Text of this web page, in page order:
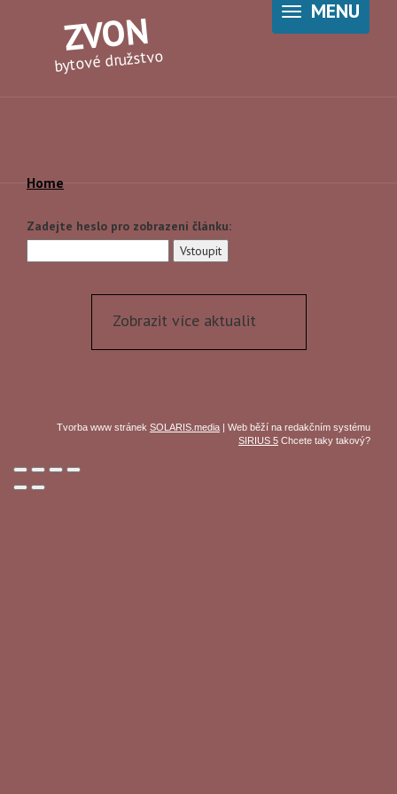
ZVON
bytové družstvo
MENU
Home
Zadejte heslo pro zobrazení článku:
Zobrazit více aktualit
Tvorba www stránek SOLARIS.media | Web běží na redakčním systému
SIRIUS 5 Chcete taky takový?